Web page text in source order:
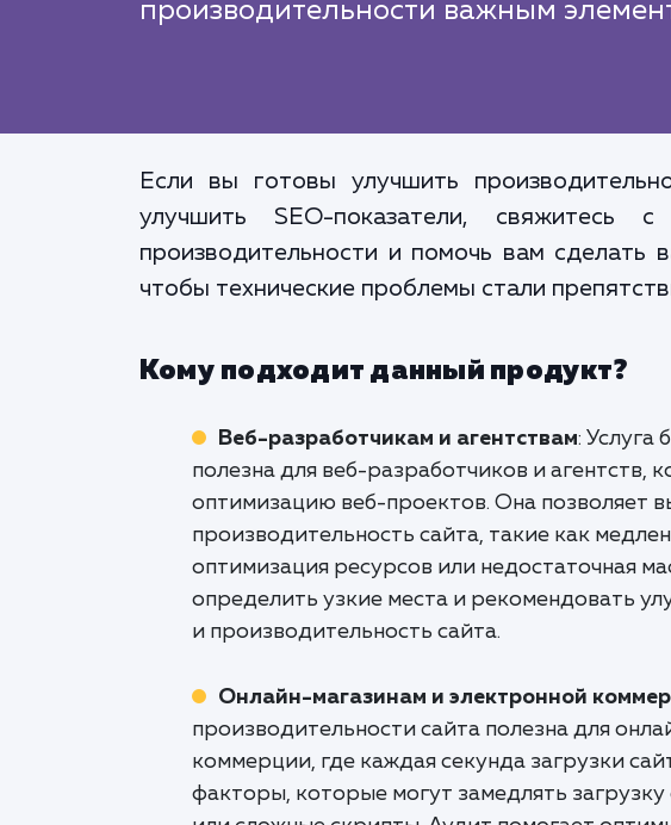
производительности важным
Если вы готовы улучшить
улучшить SEO-показатели,
производительности и помочь вам
чтобы технические проблемы стали
Кому подходит данный продукт?
Веб-разработчикам и агентствам: Услуга
полезна для веб-разработчиков и агентств,
оптимизацию веб-проектов. Она позволяет
производительность сайта, такие как
оптимизация ресурсов или недостаточная
определить узкие места и рекомендовать
и производительность сайта.
Онлайн-магазинам и электронной
производительности сайта полезна для
коммерции, где каждая секунда загрузки
факторы, которые могут замедлять